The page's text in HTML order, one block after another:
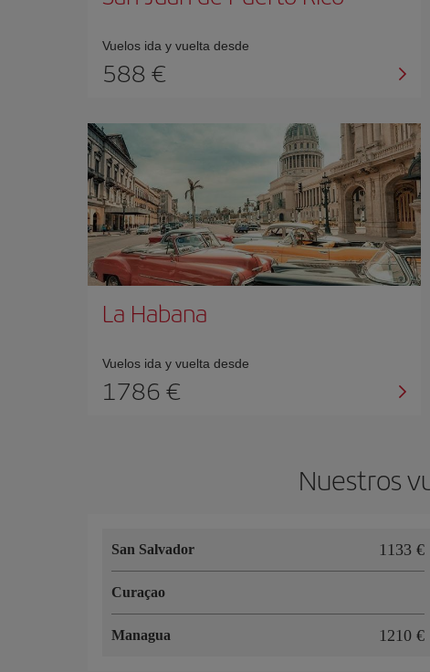
Vuelos ida y vuelta desde
588 €
La Habana
Vuelos ida y vuelta desde
1786 €
Nuestros
San Salvador 1133 €
Curaçao
Managua 1210 €